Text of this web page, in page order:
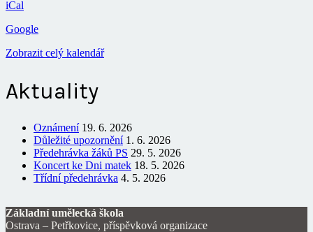
iCal
Google
Zobrazit celý kalendář
Aktuality
Oznámení 19. 6. 2026
Důležité upozornění 1. 6. 2026
Předehrávka žáků PS 29. 5. 2026
Koncert ke Dni matek 18. 5. 2026
Třídní předehrávka 4. 5. 2026
Základní umělecká škola
Ostrava – Petřkovice, příspěvková organizace